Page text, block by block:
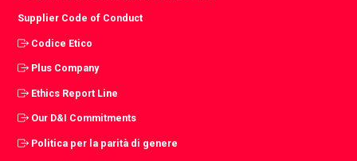
Supplier Code of Conduct
Codice Etico
Plus Company
Ethics Report Line
Our D&I Commitments
Politica per la parità di genere